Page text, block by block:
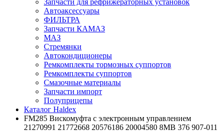
Запчасти для рефрижераторных установок
Автоаксессуары
ФИЛЬТРА
Запчасти КАМАЗ
МАЗ
Стремянки
Автокондиционеры
Ремкомплекты тормозных суппортов
Ремкомплекты суппортов
Смазочные материалы
Запчасти импорт
Полуприцепы
Каталог Haldex
FM285 Вискомуфта с электронным управлением
21270991 21772668 20576186 20004580 8МВ 376 907-011